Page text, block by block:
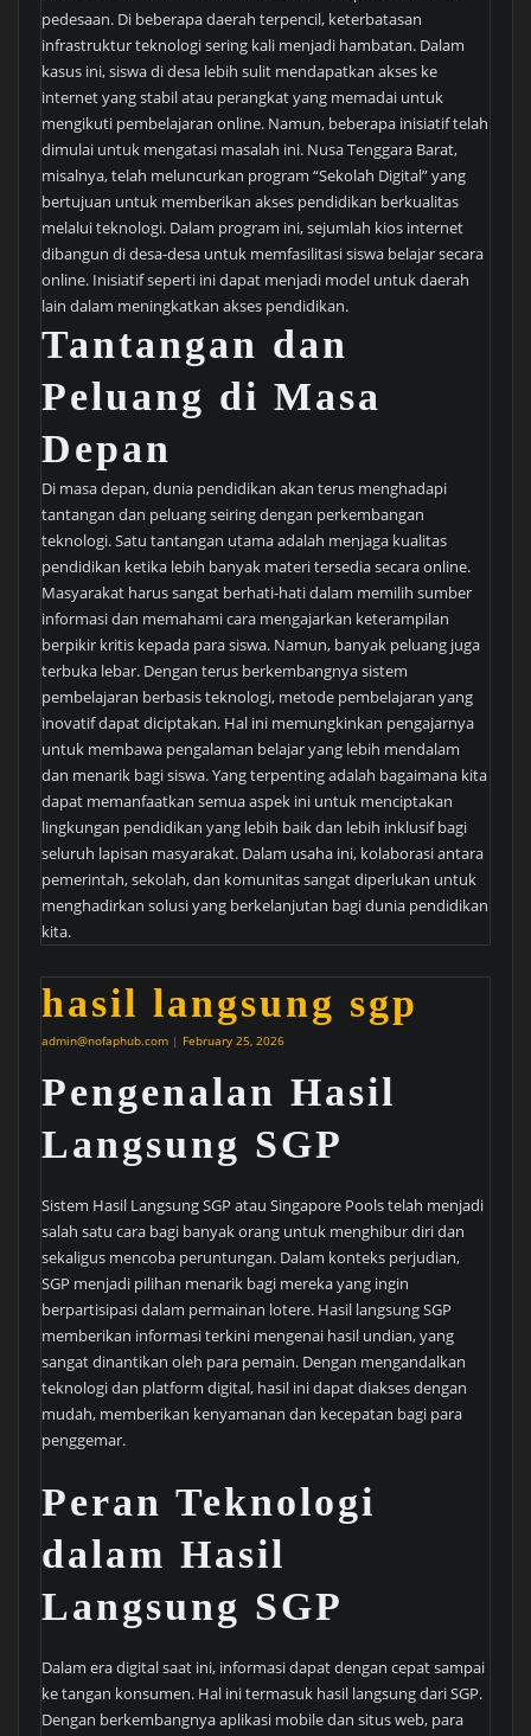
pedesaan. Di beberapa daerah terpencil, keterbatasan
infrastruktur teknologi sering kali menjadi hambatan. Dalam
kasus ini, siswa di desa lebih sulit mendapatkan akses ke
internet yang stabil atau perangkat yang memadai untuk
mengikuti pembelajaran online. Namun, beberapa inisiatif telah
dimulai untuk mengatasi masalah ini. Nusa Tenggara Barat,
misalnya, telah meluncurkan program “Sekolah Digital” yang
bertujuan untuk memberikan akses pendidikan berkualitas
melalui teknologi. Dalam program ini, sejumlah kios internet
dibangun di desa-desa untuk memfasilitasi siswa belajar secara
online. Inisiatif seperti ini dapat menjadi model untuk daerah
lain dalam meningkatkan akses pendidikan.
Tantangan dan
Peluang di Masa
Depan
Di masa depan, dunia pendidikan akan terus menghadapi
tantangan dan peluang seiring dengan perkembangan
teknologi. Satu tantangan utama adalah menjaga kualitas
pendidikan ketika lebih banyak materi tersedia secara online.
Masyarakat harus sangat berhati-hati dalam memilih sumber
informasi dan memahami cara mengajarkan keterampilan
berpikir kritis kepada para siswa. Namun, banyak peluang juga
terbuka lebar. Dengan terus berkembangnya sistem
pembelajaran berbasis teknologi, metode pembelajaran yang
inovatif dapat diciptakan. Hal ini memungkinkan pengajarnya
untuk membawa pengalaman belajar yang lebih mendalam
dan menarik bagi siswa. Yang terpenting adalah bagaimana kita
dapat memanfaatkan semua aspek ini untuk menciptakan
lingkungan pendidikan yang lebih baik dan lebih inklusif bagi
seluruh lapisan masyarakat. Dalam usaha ini, kolaborasi antara
pemerintah, sekolah, dan komunitas sangat diperlukan untuk
menghadirkan solusi yang berkelanjutan bagi dunia pendidikan
kita.
hasil langsung sgp
admin@nofaphub.com | February 25, 2026
Pengenalan Hasil
Langsung SGP
Sistem Hasil Langsung SGP atau Singapore Pools telah menjadi
salah satu cara bagi banyak orang untuk menghibur diri dan
sekaligus mencoba peruntungan. Dalam konteks perjudian,
SGP menjadi pilihan menarik bagi mereka yang ingin
berpartisipasi dalam permainan lotere. Hasil langsung SGP
memberikan informasi terkini mengenai hasil undian, yang
sangat dinantikan oleh para pemain. Dengan mengandalkan
teknologi dan platform digital, hasil ini dapat diakses dengan
mudah, memberikan kenyamanan dan kecepatan bagi para
penggemar.
Peran Teknologi
dalam Hasil
Langsung SGP
Dalam era digital saat ini, informasi dapat dengan cepat sampai
ke tangan konsumen. Hal ini termasuk hasil langsung dari SGP.
Dengan berkembangnya aplikasi mobile dan situs web, para